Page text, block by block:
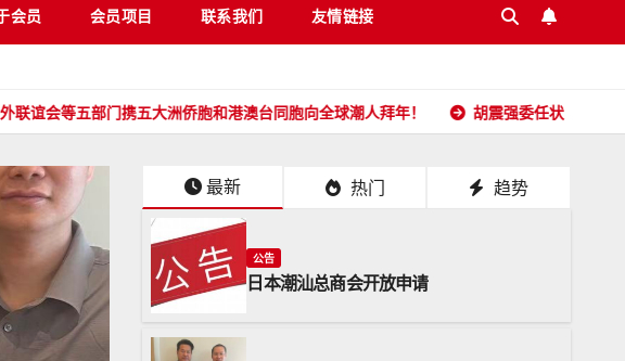
会员 会员项目 联系我们 友情链接
门携五大洲侨胞和港澳台同胞向全球潮人拜年！ 胡震强委任状 日本潮汕总
最新 热门 趋势
公告
日本潮汕总商会开放申请